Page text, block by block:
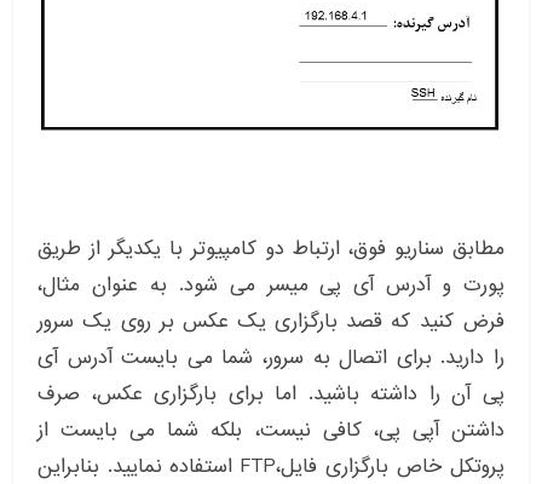
مطابق سناریو فوق، ارتباط دو کامپیوتر با یکدیگر از طریق
پورت و آدرس آی پی میسر می شود. به عنوان مثال،
فرض کنید که قصد بارگزاری یک عکس بر روی یک سرور
را دارید. برای اتصال به سرور، شما می بایست آدرس آی
پی آن را داشته باشید. اما برای بارگزاری عکس، صرف
داشتن آپی پی، کافی نیست، بلکه شما می بایست از
پروتکل خاص بارگزاری فایل،FTP استفاده نمایید. بنابراین